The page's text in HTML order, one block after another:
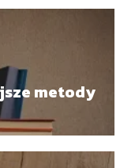
metody